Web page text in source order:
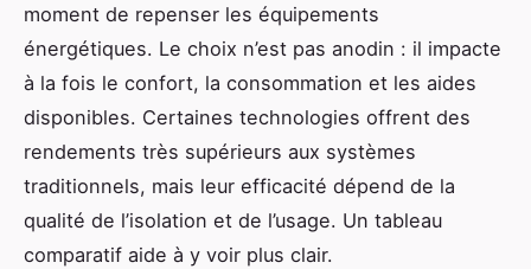
moment de repenser les équipements
énergétiques. Le choix n’est pas anodin : il impacte
à la fois le confort, la consommation et les aides
disponibles. Certaines technologies offrent des
rendements très supérieurs aux systèmes
traditionnels, mais leur efficacité dépend de la
qualité de l’isolation et de l’usage. Un tableau
comparatif aide à y voir plus clair.